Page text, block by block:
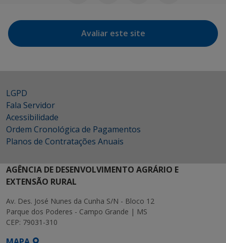
Avaliar este site
LGPD
Fala Servidor
Acessibilidade
Ordem Cronológica de Pagamentos
Planos de Contratações Anuais
AGÊNCIA DE DESENVOLVIMENTO AGRÁRIO E
EXTENSÃO RURAL
Av. Des. José Nunes da Cunha S/N - Bloco 12
Parque dos Poderes - Campo Grande | MS
CEP: 79031-310